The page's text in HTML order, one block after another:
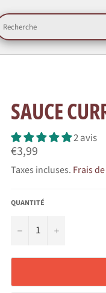
SAUCE
2 avis
Prix
régulier
€3,99
Taxes incluses. Frais
QUANTITÉ
− +